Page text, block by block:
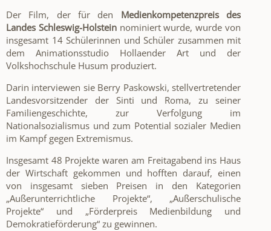
Der Film, der für den Medienkompetenzpreis des
Landes Schleswig-Holsteinnominiert wurde, wurde von
insgesamt 14 Schülerinnen und Schüler zusammen mit
dem Animationsstudio Hollaender Art und der
Volkshochschule Husum produziert.
Darin interviewen sie Berry Paskowski, stellvertretender
Landesvorsitzender der Sinti und Roma, zu seiner
Familiengeschichte, zur Verfolgung im
Nationalsozialismus und zum Potential sozialer Medien
im Kampf gegen Extremismus.
Insgesamt 48 Projekte waren am Freitagabend ins Haus
der Wirtschaft gekommen und hofften darauf, einen
von insgesamt sieben Preisen in den Kategorien
„Außerunterrichtliche Projekte“, „Außerschulische
Projekte“ und „Förderpreis Medienbildung und
Demokratieförderung“ zu gewinnen.